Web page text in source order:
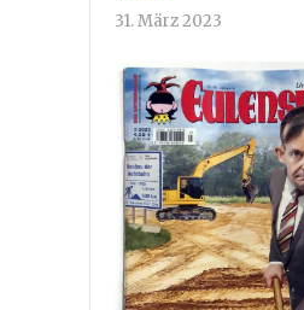
31. März 2023